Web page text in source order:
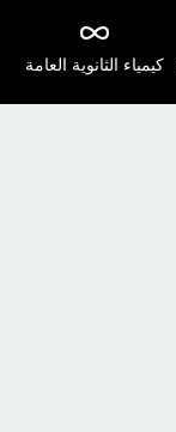
كيمياء الثانوية العامة